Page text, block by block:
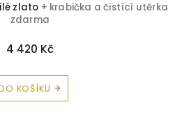
zlato + krabička a čistící utěrka
zdarma
4 420 Kč
KOŠÍKU